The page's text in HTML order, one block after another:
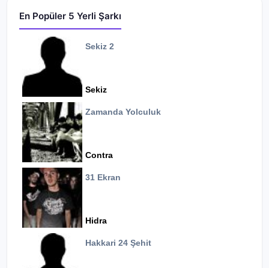
En Popüler 5 Yerli Şarkı
Sekiz 2
Sekiz
Zamanda Yolculuk
Contra
31 Ekran
Hidra
Hakkari 24 Şehit